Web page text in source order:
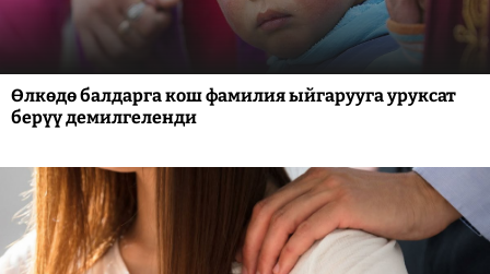
Өлкөдө балдарга кош фамилия ыйгарууга уруксат
берүү демилгеленди